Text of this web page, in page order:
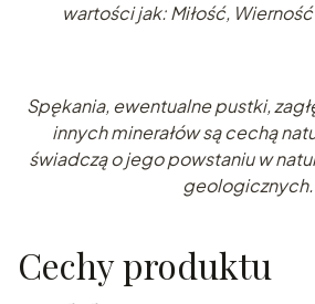
wartości jak: Miłość,
Spękania, ewentualne pustki,
innych minerałów są cechą
świadczą o jego powstaniu w
geologicznych.
Cechy produktu